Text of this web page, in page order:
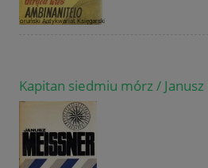
Kapitan siedmiu mórz /